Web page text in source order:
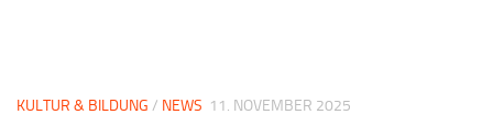
KULTUR & BILDUNG / NEWS 11. NOVEMBER 2025